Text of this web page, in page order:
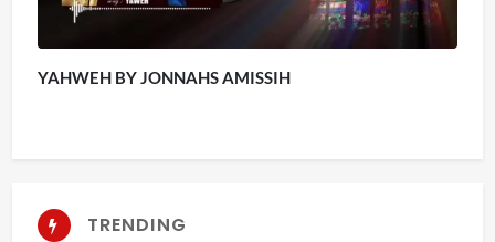
YAHWEH BY JONNAHS AMISSIH
TRENDING